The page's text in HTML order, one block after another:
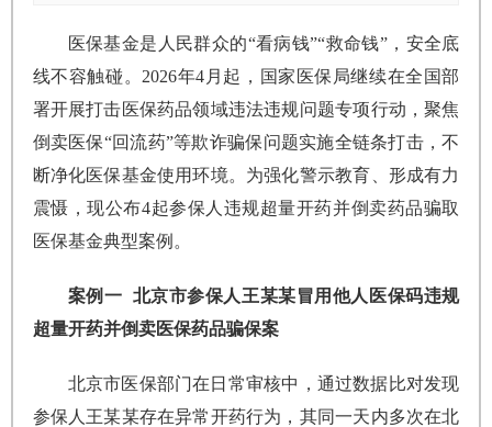
医保基金是人民群众的“看病钱”“救命钱”，安全底
线不容触碰。2026年4月起，国家医保局继续在全国部
署开展打击医保药品领域违法违规问题专项行动，聚焦
倒卖医保“回流药”等欺诈骗保问题实施全链条打击，不
断净化医保基金使用环境。为强化警示教育、形成有力
震慑，现公布4起参保人违规超量开药并倒卖药品骗取
医保基金典型案例。
案例一 北京市参保人王某某冒用他人医保码违规
超量开药并倒卖医保药品骗保案
北京市医保部门在日常审核中，通过数据比对发现
参保人王某某存在异常开药行为，其同一天内多次在北